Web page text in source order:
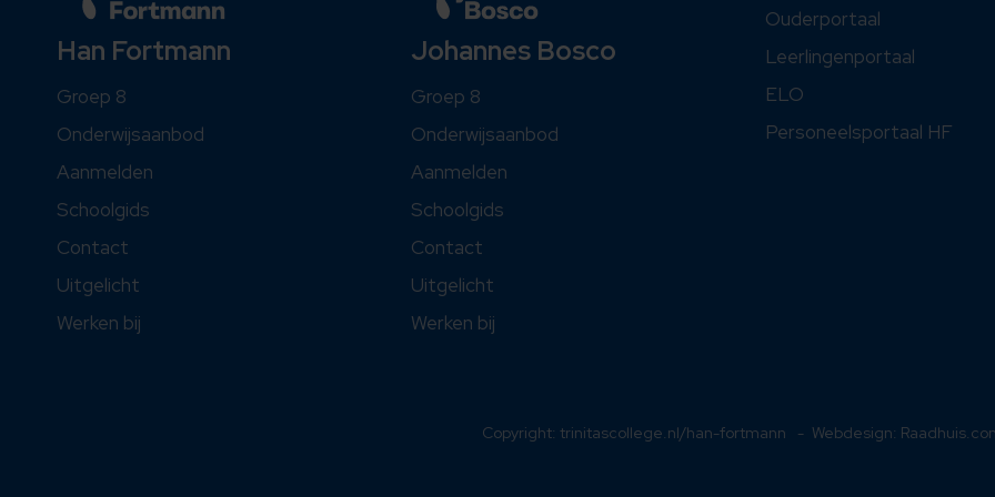
Han Fortmann
Groep 8
Onderwijsaanbod
Aanmelden
Schoolgids
Contact
Uitgelicht
Werken bij
Johannes Bosco
Groep 8
Onderwijsaanbod
Aanmelden
Schoolgids
Contact
Uitgelicht
Werken bij
Ouderportaal
Leerlingenportaal
ELO
Personeelsportaal HF
Copyright:trinitascollege.nl/han-fortmann Webdesign: